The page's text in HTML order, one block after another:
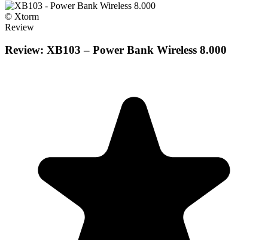
© Xtorm
Review
Review: XB103 – Power Bank Wireless 8.000